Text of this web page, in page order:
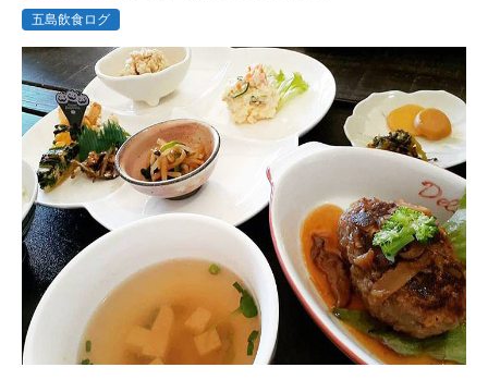
五島飲食ログ